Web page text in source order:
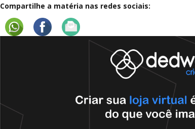
Compartilhe a matéria nas redes sociais: